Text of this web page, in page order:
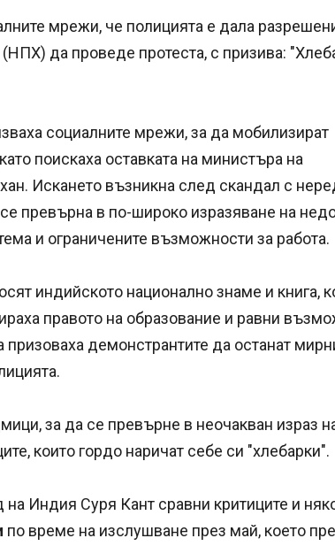
мрежи, че полицията е дала
да проведе протеста, с призива:
социалните мрежи, за да мобилизират
поискаха оставката на министъра на
Искането възникна след скандал с
превърна в по-широко изразяване на
и ограничените възможности за работа.
индийското национално знаме и книга,
правото на образование и равни
призоваха демонстрантите да останат
за да се превърне в неочакван израз
които гордо наричат себе си "хлебарки".
Индия Суря Кант сравни критиците и
по време на изслушване през май, което